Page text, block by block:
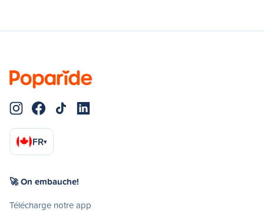
FR▾
🚀 On embauche!
Télécharge notre app